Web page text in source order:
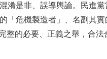
是非、誤導輿論。民進
「危機製造者」、名副其
的必要、正義之舉，合法